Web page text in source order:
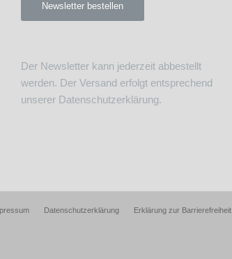
Newsletter bestellen
Der Newsletter kann jederzeit abbestellt
werden. Der Versand erfolgt entsprechend
unserer Datenschutzerklärung.
Datenschutzerklärung Erklärung zur Barrierefreiheit